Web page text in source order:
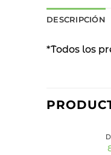
DESCRIPCIÓN
*Todos los